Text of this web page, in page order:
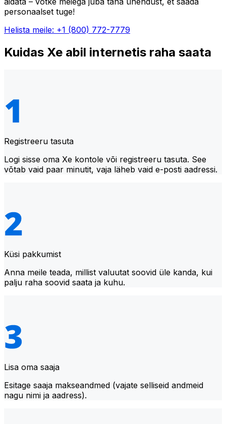
personaalset tuge!
Helista meile: +1 (800) 772-7779
Kuidas Xe abil internetis raha saata
Registreeru tasuta
Logi sisse oma Xe kontole või registreeru tasuta. See
võtab vaid paar minutit, vaja läheb vaid e-posti aadressi.
Küsi pakkumist
Anna meile teada, millist valuutat soovid üle kanda, kui
palju raha soovid saata ja kuhu.
Lisa oma saaja
Esitage saaja makseandmed (vajate selliseid andmeid
nagu nimi ja aadress).